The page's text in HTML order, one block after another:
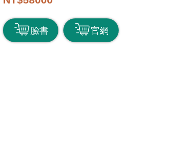
臉書 官網